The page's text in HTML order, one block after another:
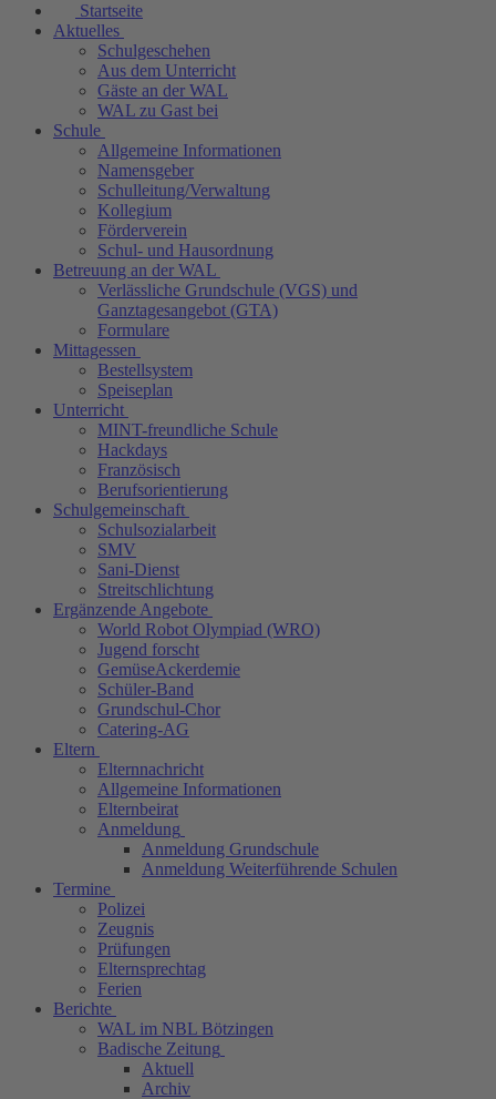
Startseite
Aktuelles
Schulgeschehen
Aus dem Unterricht
Gäste an der WAL
WAL zu Gast bei
Schule
Allgemeine Informationen
Namensgeber
Schulleitung/Verwaltung
Kollegium
Förderverein
Schul- und Hausordnung
Betreuung an der WAL
Verlässliche Grundschule (VGS) und
Ganztagesangebot (GTA)
Formulare
Mittagessen
Bestellsystem
Speiseplan
Unterricht
MINT-freundliche Schule
Hackdays
Französisch
Berufsorientierung
Schulgemeinschaft
Schulsozialarbeit
SMV
Sani-Dienst
Streitschlichtung
Ergänzende Angebote
World Robot Olympiad (WRO)
Jugend forscht
GemüseAckerdemie
Schüler-Band
Grundschul-Chor
Catering-AG
Eltern
Elternnachricht
Allgemeine Informationen
Elternbeirat
Anmeldung
Anmeldung Grundschule
Anmeldung Weiterführende Schulen
Termine
Polizei
Zeugnis
Prüfungen
Elternsprechtag
Ferien
Berichte
WAL im NBL Bötzingen
Badische Zeitung
Aktuell
Archiv